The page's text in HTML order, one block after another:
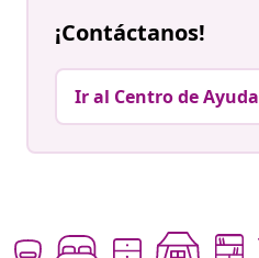
¡Contáctanos!
Ir al Centro de Ayuda